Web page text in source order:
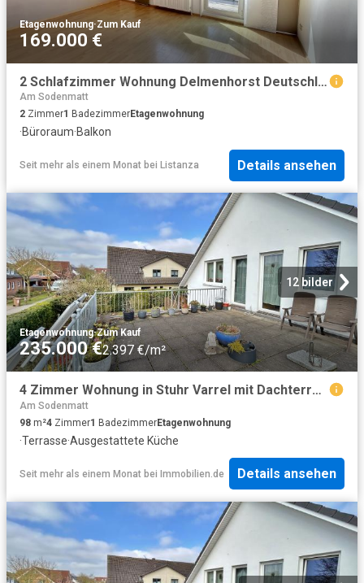
Etagenwohnung·Zum Kauf
169.000 €
2 Schlafzimmer Wohnung Delmenhorst Deutschland 101156702
Am Sodenmatt
2 Zimmer1 BadezimmerEtagenwohnung
·Büroraum·Balkon
Seit mehr als einem Monat bei Listanza Details ansehen
12 bilder
Etagenwohnung·Zum Kauf
235.000 €2.397 €/m²
4 Zimmer Wohnung in Stuhr Varrel mit Dachterrasse!
Am Sodenmatt
98 m²4 Zimmer1 BadezimmerEtagenwohnung
·Terrasse·Ausgestattete Küche
Seit mehr als einem Monat bei Immobilien.de Details ansehen